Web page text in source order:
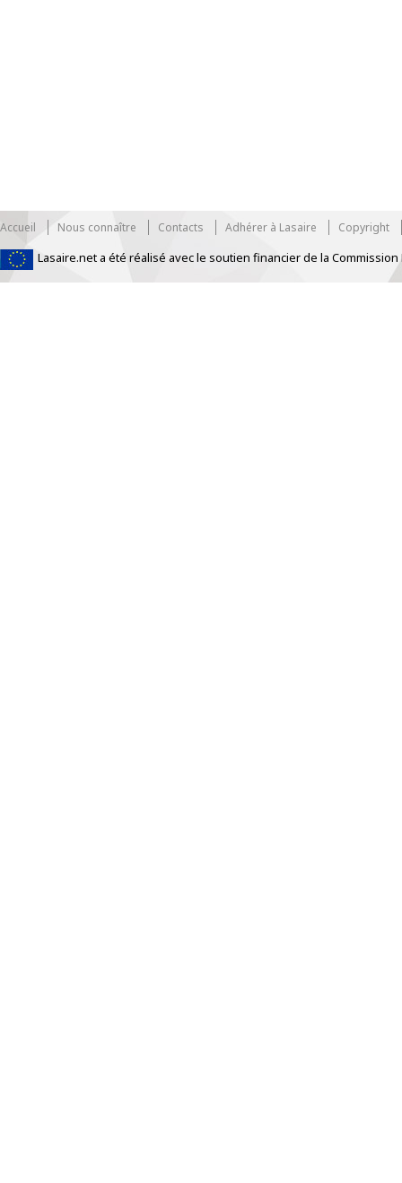
Accueil Nous connaître Contacts Adhérer à Lasaire Copyright
Lasaire.net a été réalisé avec le soutien financier de la
https://www.traditionrolex.com/33